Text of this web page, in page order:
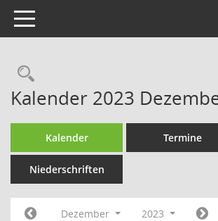
Toggle navigation
Rechercheauswahl
Kalender 2023
Kalender Termine
Niederschriften
Dezember 2023